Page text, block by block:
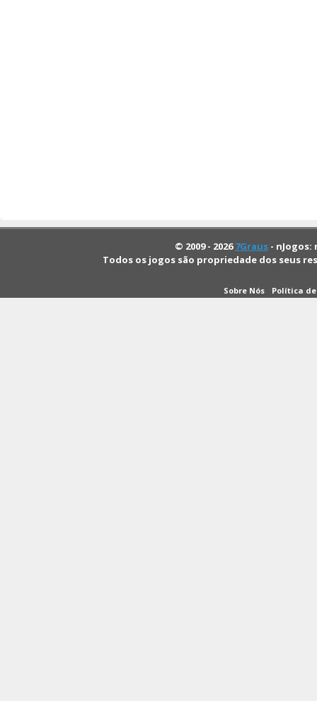
© 2009 - 20267Graus -
Todos os jogos são propriedade dos seus
Sobre Nós Política